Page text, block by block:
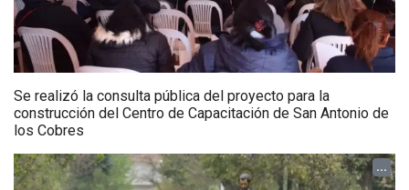
Se realizó la consulta pública del proyecto para la
construcción del Centro de Capacitación de San Antonio de
los Cobres
...